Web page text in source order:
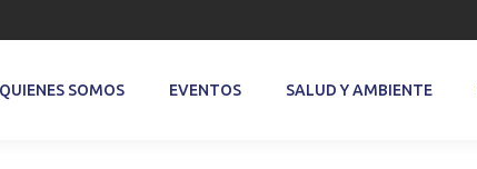
QUIENES SOMOS EVENTOS SALUD Y AMBIENTE